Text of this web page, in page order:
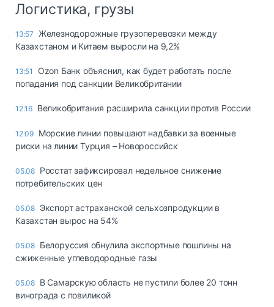
Логистика, грузы
13:57
Железнодорожные грузоперевозки между
Казахстаном и Китаем выросли на 9,2%
13:51
Ozon Банк объяснил, как будет работать после
попадания под санкции Великобритании
12:16 Великобритания расширила санкции против России
12:09 Морские линии повышают надбавки за военные
риски на линии Турция – Новороссийск
05.08 Росстат зафиксировал недельное снижение
потребительских цен
05.08 Экспорт астраханской сельхозпродукции в
Казахстан вырос на 54%
05.08 Белоруссия обнулила экспортные пошлины на
сжиженные углеводородные газы
05.08 В Самарскую область не пустили более 20 тонн
винограда с повиликой